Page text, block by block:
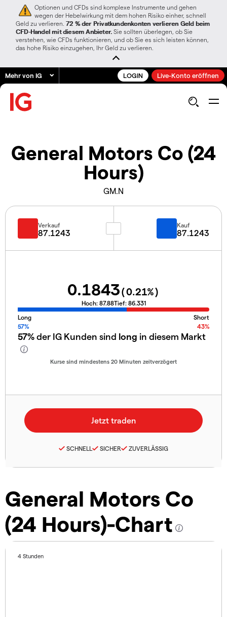
Optionen und CFDs sind komplexe Instrumente und gehen
wegen der Hebelwirkung mit dem hohen Risiko einher, schnell
Geld zu verlieren. 72 % der Privatkundenkonten verlieren Geld beim
CFD-Handel mit diesem Anbieter. Sie sollten überlegen, ob Sie
verstehen, wie CFDs funktionieren, und ob Sie es sich leisten können,
das hohe Risiko einzugehen, Ihr Geld zu verlieren.
Mehr von IG LOGIN Live-Konto eröffnen
General Motors Co (24
Hours)
GM.N
General Motors Co
(24 Hours)-Chart
4 Stunden
Verkauf
87.1243
Kauf
87.1243
0.1843(0.21%)
Hoch: 87.88Tief: 86.331
Long
Short
57%
43%
57%der IG Kunden sind long in diesem Markt
Kurse sind mindestens 20 Minuten zeitverzögert
SCHNELL SICHER ZUVERLÄSSIG